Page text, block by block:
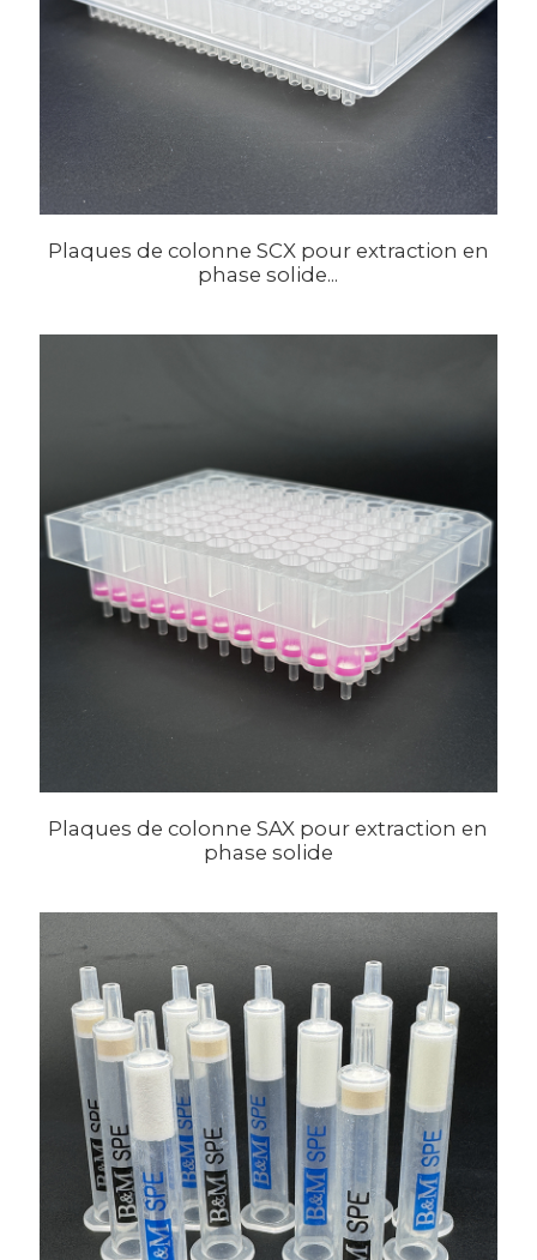
Plaques de colonne SCX pour extraction en
phase solide...
Plaques de colonne SAX pour extraction en
phase solide